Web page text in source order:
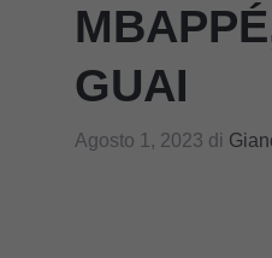
GUAI
Agosto 1, 2023 di